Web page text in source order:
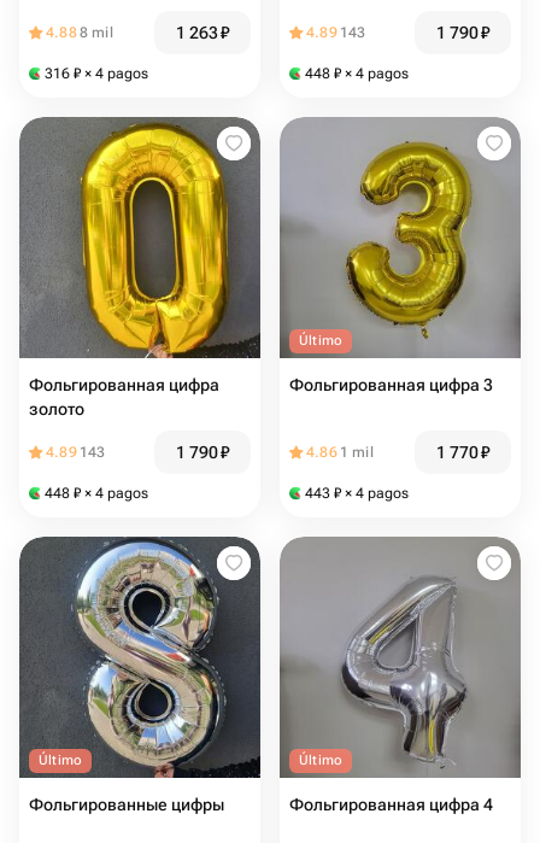
4.888 mil 1 263₽
316 ₽ × 4 pagos
4.89 143 1 790₽
448 ₽ × 4 pagos
Фольгированная цифра
золото
4.89 143 1 790₽
448 ₽ × 4 pagos
Último
Фольгированная цифра 3
4.86 1 mil 1 770₽
443 ₽ × 4 pagos
Último
Фольгированные цифры
Último
Фольгированная цифра 4